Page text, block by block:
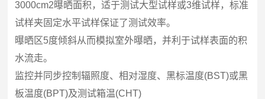
3000cm2曝晒面积，适于测试大型试样或3维试样，标准
试样夹固定水平试样保证了测试效率。
曝晒区5度倾斜从而模拟室外曝晒，并利于试样表面的积
水流走。
监控并同步控制辐照度、相对湿度、黑标温度(BST)或黑
板温度(BPT)及测试箱温(CHT)